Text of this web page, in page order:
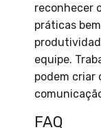
reconhecer
práticas
equipe.
podem criar
FAQ